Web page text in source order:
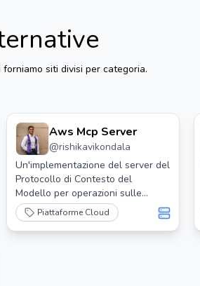
siti divisi per categoria.
Aws Mcp Server
@rishikavikondala
Un'implementazione del server del
Protocollo di Contesto del
Modello per operazioni sulle
risorse AWS
Piattaforme Cloud